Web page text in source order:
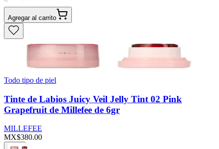
Agregar al carrito
Todo tipo de piel
Tinte de Labios Juicy Veil Jelly Tint 02 Pink
Grapefruit de Millefee de 6gr
MILLEFEE
MX$380.00